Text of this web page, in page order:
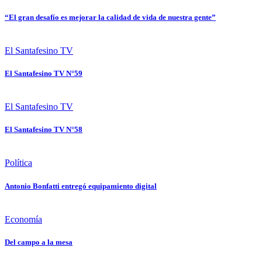
“El gran desafío es mejorar la calidad de vida de nuestra gente”
El Santafesino TV
El Santafesino TV N°59
El Santafesino TV
El Santafesino TV N°58
Política
Antonio Bonfatti entregó equipamiento digital
Economía
Del campo a la mesa